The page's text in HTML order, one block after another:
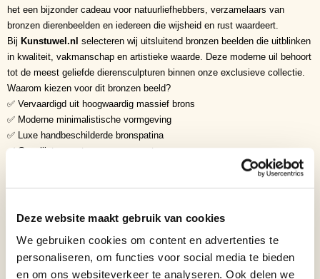
Deze website maakt gebruik van cookies
We gebruiken cookies om content en advertenties te
personaliseren, om functies voor social media te bieden
en om ons websiteverkeer te analyseren. Ook delen we
het een bijzonder cadeau voor natuurliefhebbers, verzamelaars van
bronzen dierenbeelden en iedereen die wijsheid en rust waardeert.
Bij Kunstuwel.nl selecteren wij uitsluitend bronzen beelden die uitblinken
in kwaliteit, vakmanschap en artistieke waarde. Deze moderne uil behoort
tot de meest geliefde dierensculpturen binnen onze exclusieve collectie.
Waarom kiezen voor dit bronzen beeld?
✅ Vervaardigd uit hoogwaardig massief brons
✅ Moderne minimalistische vormgeving
✅ Luxe handbeschilderde bronspatina
✅ Gepolijste zwarte marmeren voet
Symboliek
• Intuïtie
• Kennis
• Inzicht